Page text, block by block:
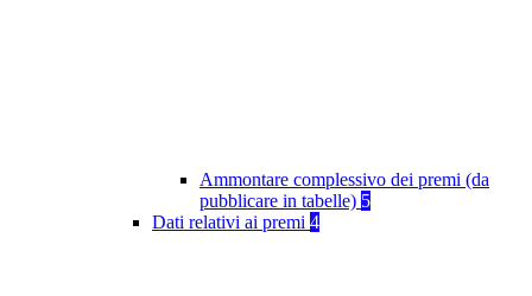
Ammontare complessivo dei premi (da
pubblicare in tabelle) 5
Dati relativi ai premi 4